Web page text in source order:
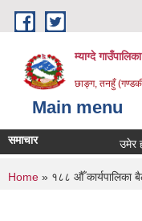
Skip to main content
म्याग्दे
छाङ्ग, तनहुँ
Main menu
समाचार उमेर हद
You are
Home » १८८ औँ कार्यपालिका